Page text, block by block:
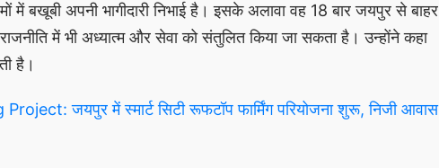
में बखूबी अपनी भागीदारी निभाई है। इसके अलावा वह 18 बार जयपुर से बाहर
में भी अध्यात्म और सेवा को संतुलित किया जा सकता है। उन्होंने कहा
है।
जयपुर में स्मार्ट सिटी रूफटॉप फार्मिंग परियोजना शुरू, निजी आवास